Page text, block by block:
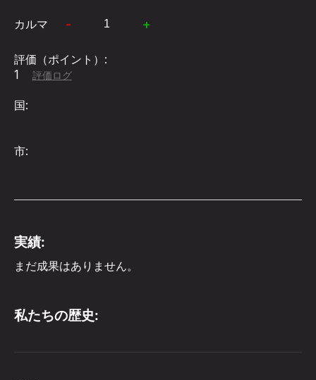
カルマ - +
評価（ポイント）:
1
評価ログ
国:
市:
実績:
まだ成果はありません。
私たちの歴史: